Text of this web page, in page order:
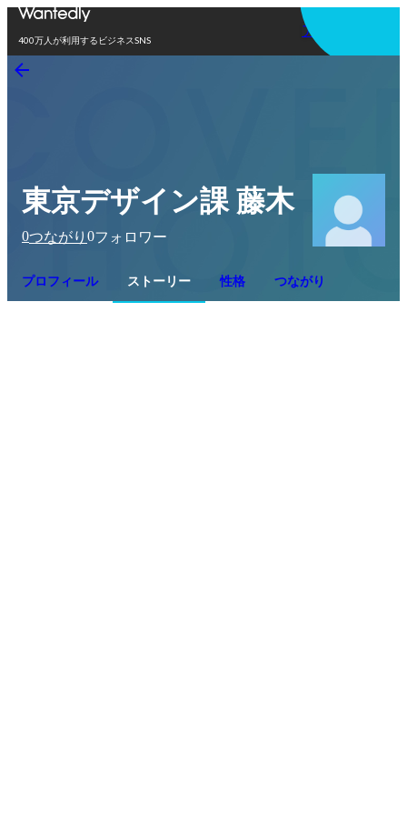
400万人が利用するビジネスSNS
アプリを使う
東京デザイン課 藤木
0つながり 0フォロワー
プロフィール ストーリー 性格 つながり